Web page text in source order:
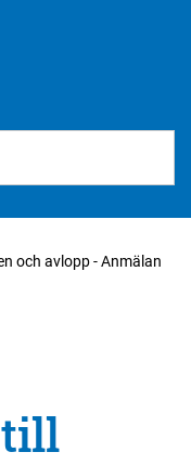
och avlopp - Anmälan